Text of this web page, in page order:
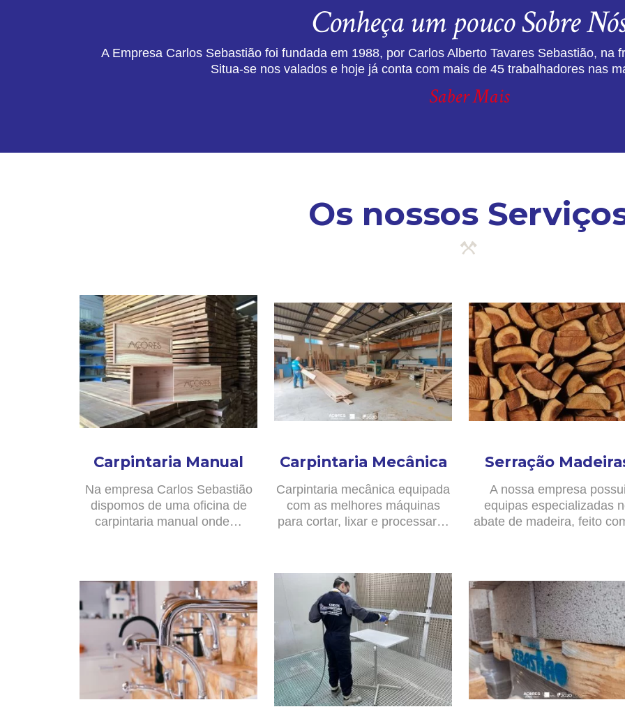
Conheça um pouco Sobre
A Empresa Carlos Sebastião foi fundada em 1988, por Carlos Alberto Tavares Sebastião, na
Situa-se nos valados e hoje já conta com mais de 45 trabalhadores nas
Saber Mais
Os nossos
Carpintaria Manual
Na empresa Carlos Sebastião
dispomos de uma oficina de
carpintaria manual onde…
Carpintaria Mecânica
Carpintaria mecânica equipada
com as melhores máquinas
para cortar, lixar e processar…
Serração
A nossa empresa
equipas especializadas
abate de madeira, feito